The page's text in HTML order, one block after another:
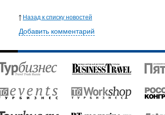
Назад к списку новостей
Добавить комментарий